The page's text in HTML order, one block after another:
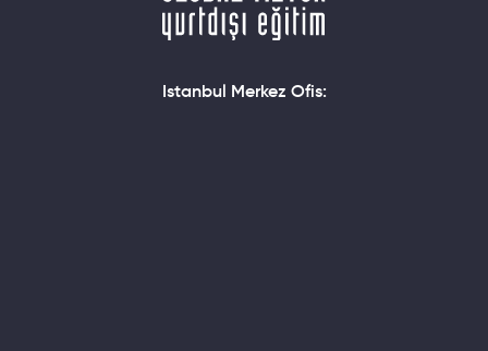
Istanbul Merkez Ofis: